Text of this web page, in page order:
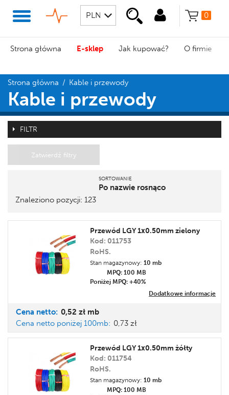
0
Strona główna E-sklep Jak kupować? O firmie
Strona główna / Kable i przewody
Kable i przewody
FILTR
Zatwierdź filtry
SORTOWANIE
Po nazwie rosnąco
Nazwa
Cena
Promocja
Etykieta
Znaleziono pozycji: 123
Przewód LGY 1x0.50mm zielony
Kod: 011753
RoHS.
Stan magazynowy: 10 mb
MPQ: 100 MB
Poniżej MPQ: +40%
Dodatkowe informacje
Cena netto: 0,52 zł mb
Cena netto poniżej 100mb: 0,73 zł
Przewód LGY 1x0.50mm żółty
Kod: 011754
RoHS.
Stan magazynowy: 10 mb
MPQ: 100 MB